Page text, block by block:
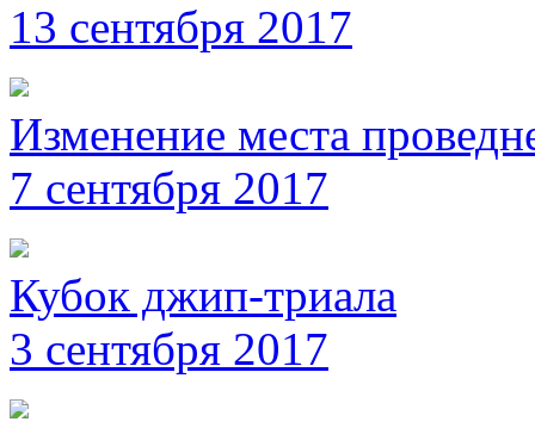
13 сентября 2017
Изменение места
7 сентября 2017
Кубок джип-триала
3 сентября 2017